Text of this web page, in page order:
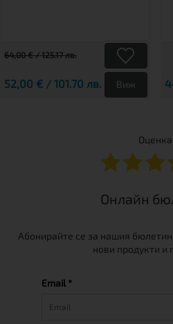
64,00 € / 125.17 лв.
52,00 € / 101.70 лв. Виж
Оценка
Онлайн
Абонирайте се за нашия
нови продукти и
Email *